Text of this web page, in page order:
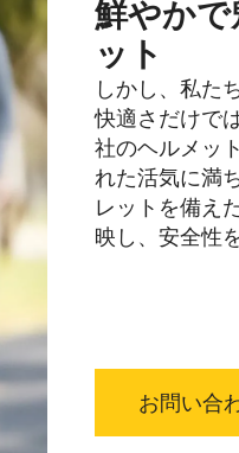
鮮やかで
ット
しかし、私た
快適さだけで
社のヘルメッ
れた活気に満
レットを備え
映し、安全性
お問い合